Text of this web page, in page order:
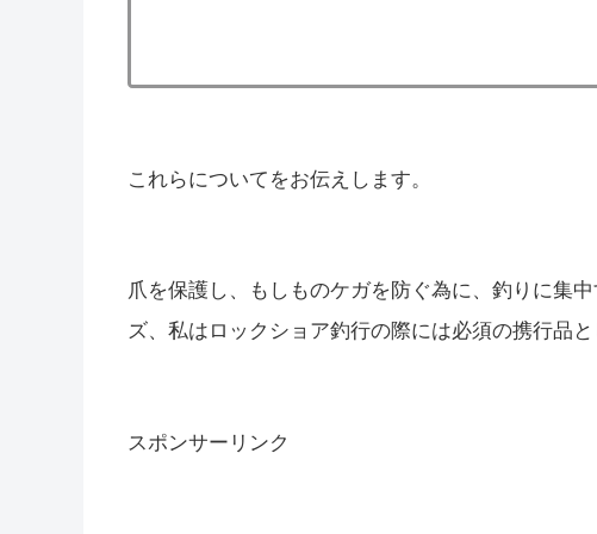
これらについてをお伝えします。
爪を保護し、もしものケガを防ぐ為に、釣りに集
ズ、私はロックショア釣行の際には必須の携行品と
スポンサーリンク